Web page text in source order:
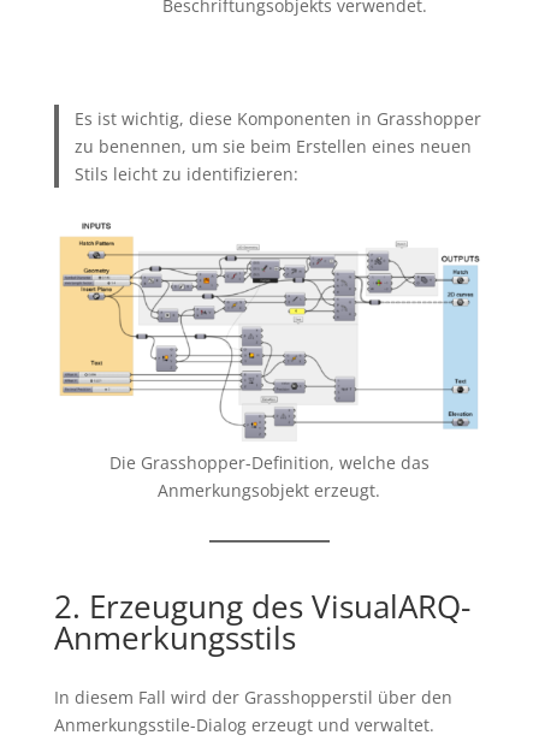
Beschriftungsobjekts verwendet.
Es ist wichtig, diese Komponenten in Grasshopper
zu benennen, um sie beim Erstellen eines neuen
Stils leicht zu identifizieren:
Die Grasshopper-Definition, welche das
Anmerkungsobjekt erzeugt.
2. Erzeugung des VisualARQ-
Anmerkungsstils
In diesem Fall wird der Grasshopperstil über den
Anmerkungsstile-Dialog erzeugt und verwaltet.